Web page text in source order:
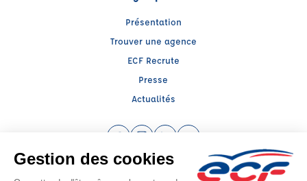
Présentation
Trouver une agence
ECF Recrute
Presse
Actualités
Facebook (nouvelle fenêtre)
Instagram (nouvelle fenêtre)
LinkedIn (nouvelle fenêtre)
YouTube (nouvelle
Raison sociale : ECF CER CENTRE ATLANTIQUE - Capital social: 2500000€